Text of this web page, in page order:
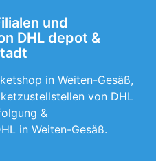
und
DHL depot &
in Weiten-Gesäß,
von DHL
&
in Weiten-Gesäß.